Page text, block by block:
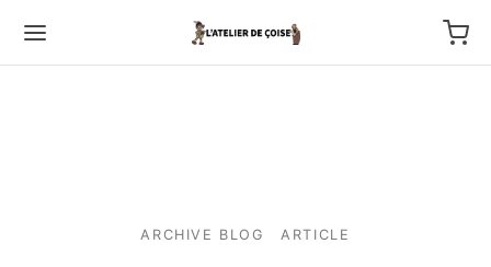
ARCHIVE BLOG ARTICLE